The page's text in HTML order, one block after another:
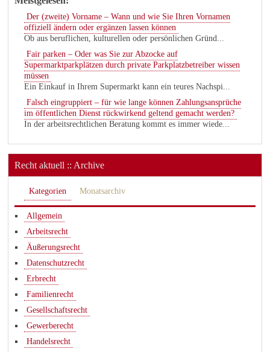
Der (zweite) Vorname – Wann und wie Sie Ihren Vornamen
offiziell ändern oder ergänzen lassen können
Ob aus beruflichen, kulturellen oder persönlichen Gründ...
Fair parken – Oder was Sie zur Abzocke auf
Supermarktparkplätzen durch private Parkplatzbetreiber wissen
müssen
Ein Einkauf in Ihrem Supermarkt kann ein teures Nachspi...
Falsch eingruppiert – für wie lange können Zahlungsansprüche
im öffentlichen Dienst rückwirkend geltend gemacht werden?
In der arbeitsrechtlichen Beratung kommt es immer wiede...
Recht aktuell :: Archive
Kategorien Monatsarchiv
Allgemein
Arbeitsrecht
Äußerungsrecht
Datenschutzrecht
Erbrecht
Familienrecht
Gesellschaftsrecht
Gewerberecht
Handelsrecht